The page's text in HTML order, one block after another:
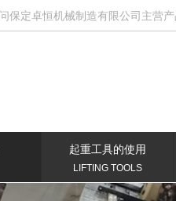
恒机械制造有限公司主营产品：
起重工具的使用
LIFTING TOOLS